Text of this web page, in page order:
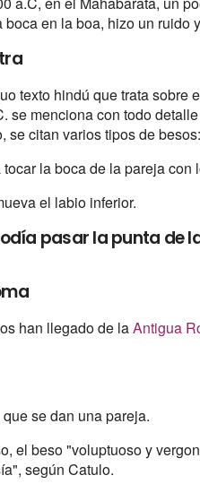
en la boa, hizo un ruido
texto hindú que trata sobre
se menciona con todo
se citan varios tipos de besos:
la boca de la pareja con
el labio inferior.
pasar la punta de
han llegado de laAntigua
se dan una pareja.
el beso "voluptuoso y
según Catulo.